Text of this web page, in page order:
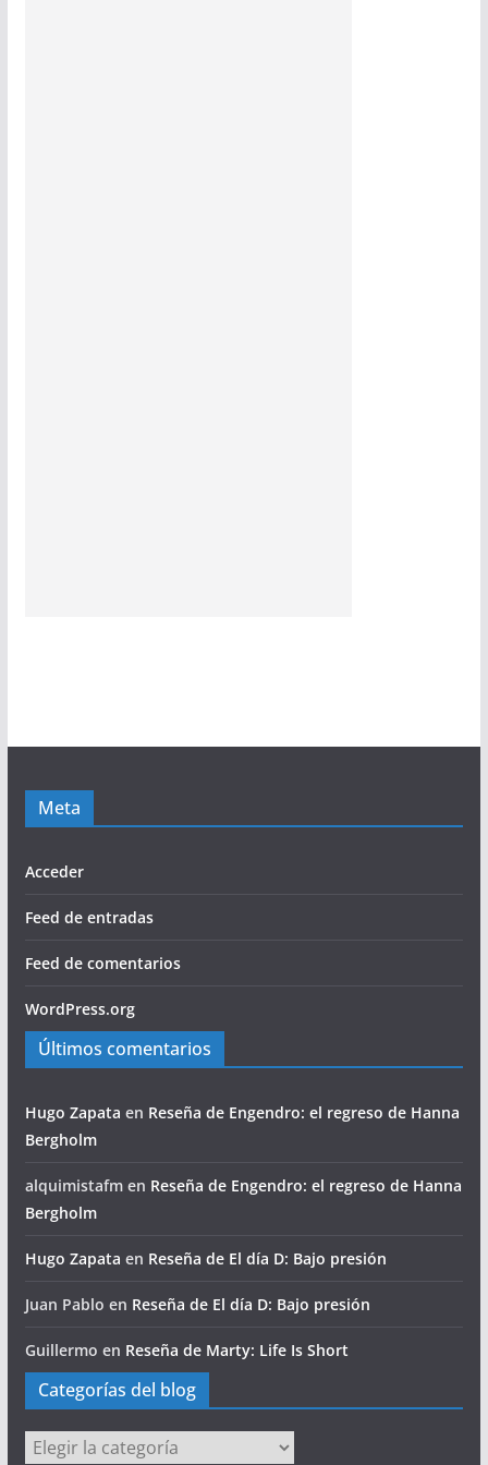
Meta
Acceder
Feed de entradas
Feed de comentarios
WordPress.org
Últimos comentarios
Hugo Zapata en Reseña de Engendro: el regreso de Hanna
Bergholm
alquimistafmen Reseña de Engendro: el regreso de Hanna
Bergholm
Hugo Zapata en Reseña de El día D: Bajo presión
Juan Pablo en Reseña de El día D: Bajo presión
Guillermo en Reseña de Marty: Life Is Short
Categorías del blog
Categorías